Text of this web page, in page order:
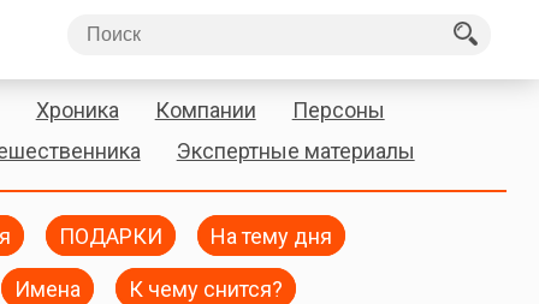
Хроника Компании
Персоны
Экспертные материалы
ПОДАРКИ На тему дня
Имена К чему снится?